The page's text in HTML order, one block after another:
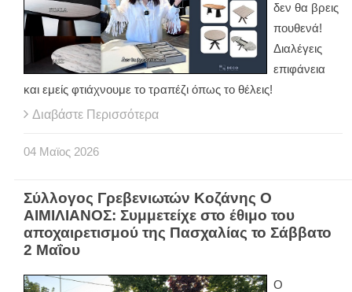
δεν θα βρεις
πουθενά!
Διαλέγεις
επιφάνεια
και εμείς φτιάχνουμε το τραπέζι όπως το θέλεις!
Διαβάστε Περισσότερα
04 Μαϊος 2026
Σύλλογος Γρεβενιωτών Κοζάνης Ο
ΑΙΜΙΛΙΑΝΟΣ: Συμμετείχε στο έθιμο του
αποχαιρετισμού της Πασχαλίας το Σάββατο
2 Μαΐου
Ο